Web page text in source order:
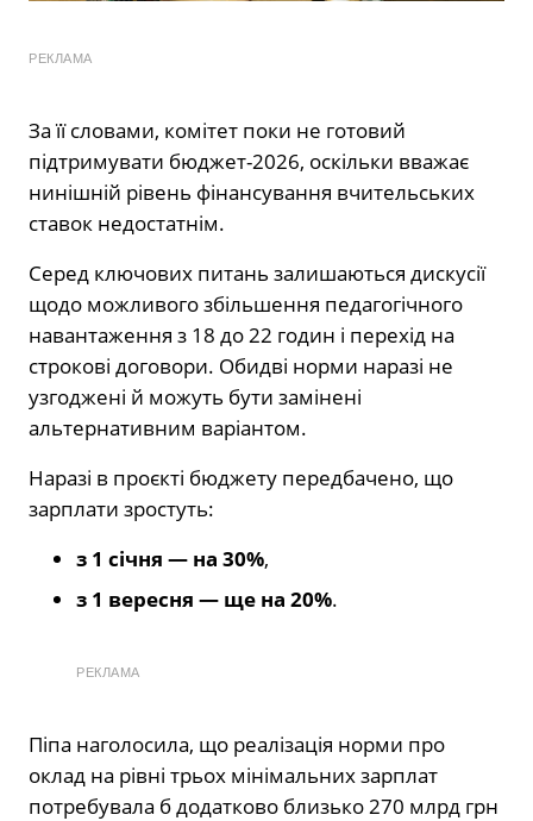
РЕКЛАМА
За її словами, комітет поки не готовий
підтримувати бюджет-2026, оскільки вважає
нинішній рівень фінансування вчительських
ставок недостатнім.
Серед ключових питань залишаються дискусії
щодо можливого збільшення педагогічного
навантаження з 18 до 22 годин і перехід на
строкові договори. Обидві норми наразі не
узгоджені й можуть бути замінені
альтернативним варіантом.
Наразі в проєкті бюджету передбачено, що
зарплати зростуть:
з 1 січня — на 30%,
з 1 вересня — ще на 20%.
РЕКЛАМА
Піпа наголосила, що реалізація норми про
оклад на рівні трьох мінімальних зарплат
потребувала б додатково близько 270 млрд грн